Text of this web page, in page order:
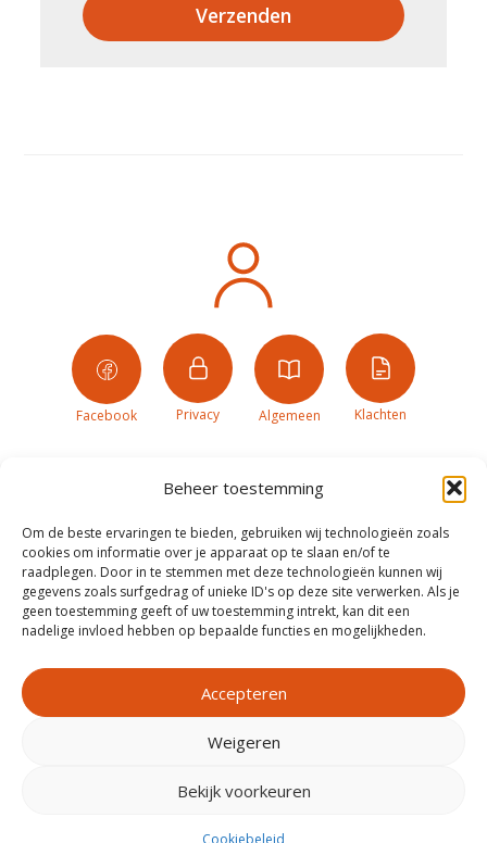
Beheer toestemming
Om de beste ervaringen te bieden, gebruiken wij technologieën zoals
cookies om informatie over je apparaat op te slaan en/of te
raadplegen. Door in te stemmen met deze technologieën kunnen wij
gegevens zoals surfgedrag of unieke ID's op deze site verwerken. Als je
geen toestemming geeft of uw toestemming intrekt, kan dit een
nadelige invloed hebben op bepaalde functies en mogelijkheden.
Accepteren
Weigeren
Bekijk voorkeuren
Cookiebeleid
Verzenden
Facebook Privacy Algemeen Klachten